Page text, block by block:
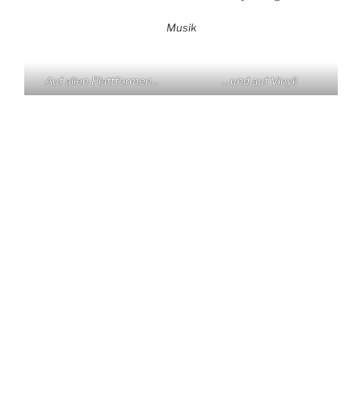
Musik
Auf allen Plattformen… …und auf Vinyl!